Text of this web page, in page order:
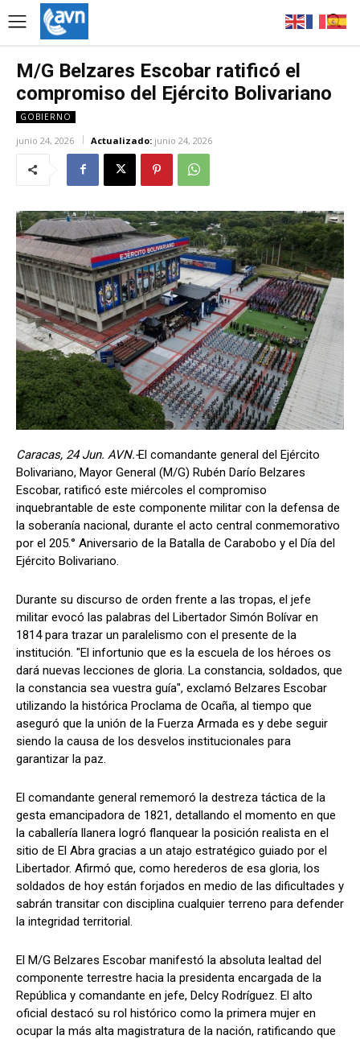
M/G Belzares Escobar ratificó el
compromiso del Ejército Bolivariano
GOBIERNO
junio 24, 2026 Actualizado: junio 24, 2026
Caracas, 24 Jun. AVN.-El comandante general del Ejército
Bolivariano, Mayor General (M/G) Rubén Darío Belzares
Escobar, ratificó este miércoles el compromiso
inquebrantable de este componente militar con la defensa de
la soberanía nacional, durante el acto central conmemorativo
por el 205.° Aniversario de la Batalla de Carabobo y el Día del
Ejército Bolivariano.
Durante su discurso de orden frente a las tropas, el jefe
militar evocó las palabras del Libertador Simón Bolívar en
1814 para trazar un paralelismo con el presente de la
institución. "El infortunio que es la escuela de los héroes os
dará nuevas lecciones de gloria. La constancia, soldados, que
la constancia sea vuestra guía", exclamó Belzares Escobar
utilizando la histórica Proclama de Ocaña, al tiempo que
aseguró que la unión de la Fuerza Armada es y debe seguir
siendo la causa de los desvelos institucionales para
garantizar la paz.
El comandante general rememoró la destreza táctica de la
gesta emancipadora de 1821, detallando el momento en que
la caballería llanera logró flanquear la posición realista en el
sitio de El Abra gracias a un atajo estratégico guiado por el
Libertador. Afirmó que, como herederos de esa gloria, los
soldados de hoy están forjados en medio de las dificultades y
sabrán transitar con disciplina cualquier terreno para defender
la integridad territorial.
El M/G Belzares Escobar manifestó la absoluta lealtad del
componente terrestre hacia la presidenta encargada de la
República y comandante en jefe, Delcy Rodríguez. El alto
oficial destacó su rol histórico como la primera mujer en
ocupar la más alta magistratura de la nación, ratificando que